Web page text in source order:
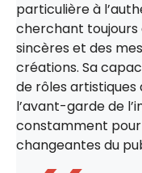
particulière à
cherchant
sincères et des
créations. Sa
de rôles
l’avant-garde de
constamment
changeantes du